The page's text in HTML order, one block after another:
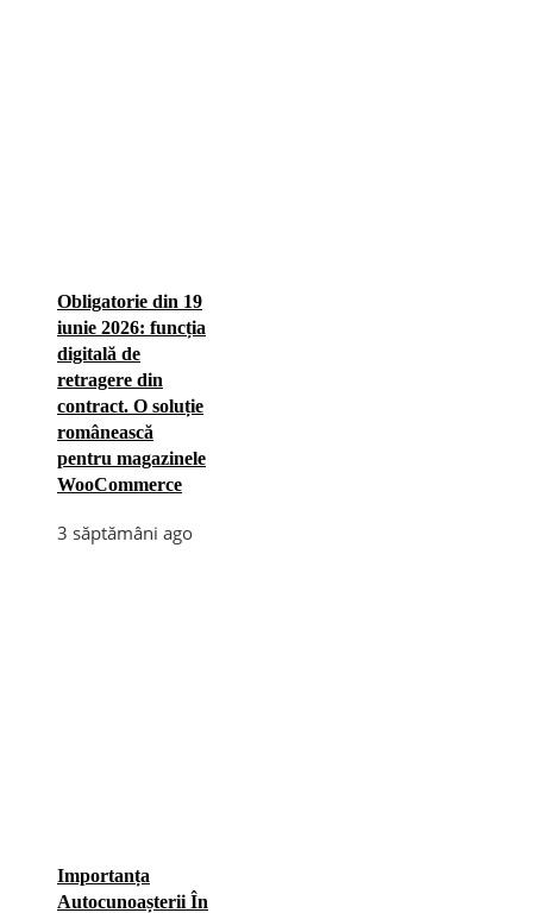
Obligatorie din 19
iunie 2026: funcția
digitală de
retragere din
contract. O soluție
românească
pentru magazinele
WooCommerce
3 săptămâni ago
Importanța
Autocunoașterii În